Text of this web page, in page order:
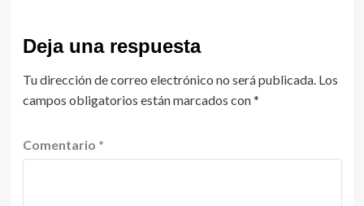
Deja una respuesta
Tu dirección de correo electrónico no será publicada. Los
campos obligatorios están marcados con*
Comentario *